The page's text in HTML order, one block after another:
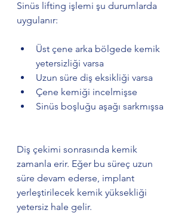
Sinüs lifting işlemi şu durumlarda
uygulanır:
Üst çene arka bölgede kemik
yetersizliği varsa
Uzun süre diş eksikliği varsa
Çene kemiği incelmişse
Sinüs boşluğu aşağı sarkmışsa
Diş çekimi sonrasında kemik
zamanla erir. Eğer bu süreç uzun
süre devam ederse, implant
yerleştirilecek kemik yüksekliği
yetersiz hale gelir.